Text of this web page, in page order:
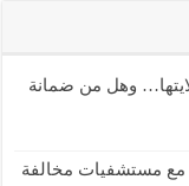
وهل من ضمانة
مستشفيات مخالفة